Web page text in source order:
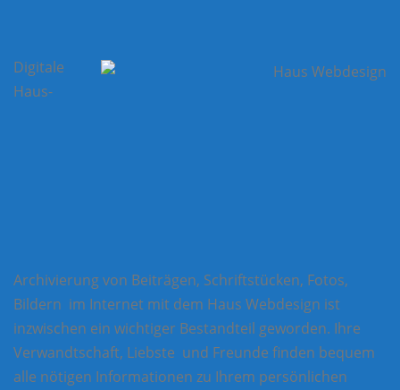
Digitale
Haus-
Archivierung von Beiträgen, Schriftstücken, Fotos,
Bildern im Internet mit dem Haus Webdesign ist
inzwischen ein wichtiger Bestandteil geworden. Ihre
Verwandtschaft, Liebste und Freunde finden bequem
alle nötigen Informationen zu Ihrem persönlichen